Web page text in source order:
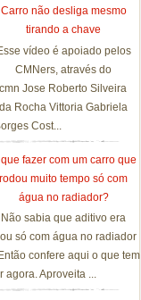
Carro não desliga mesmo
tirando a chave
vídeo é apoiado pelos
CMNers, através do
Jose Roberto Silveira
Rocha Vittoria Gabriela
Cost...
fazer com um carro que
rodou muito tempo só com
água no radiador?
Não sabia que aditivo era
só com água no radiador
confere aqui o que tem
agora. Aproveita ...